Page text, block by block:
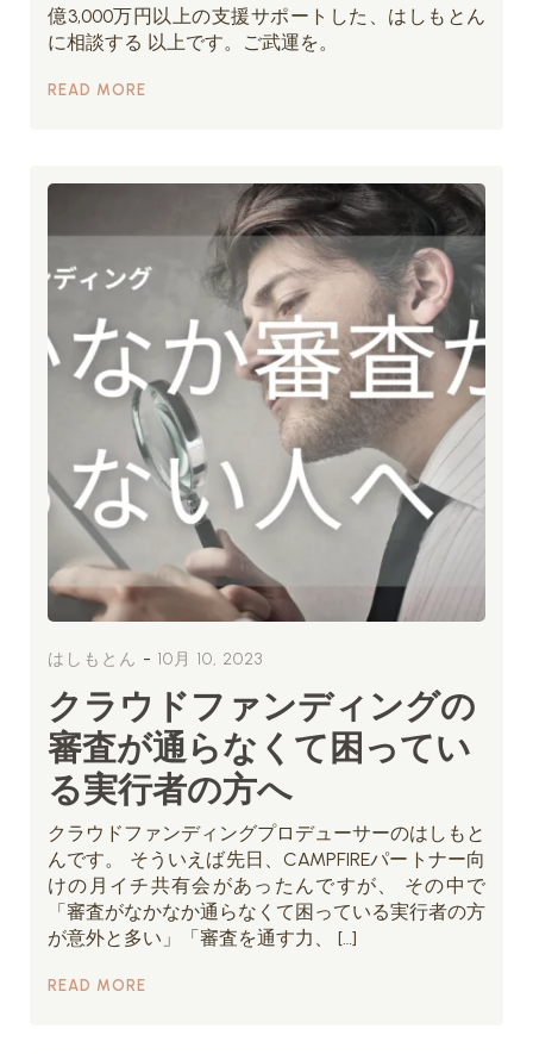
億3,000万円以上の支援サポートした、はしもとん
に相談する 以上です。ご武運を。
READ MORE
はしもとん - 10月 10, 2023
クラウドファンディングの
審査が通らなくて困ってい
る実行者の方へ
クラウドファンディングプロデューサーのはしもと
んです。 そういえば先日、CAMPFIREパートナー向
けの月イチ共有会があったんですが、 その中で
「審査がなかなか通らなくて困っている実行者の方
が意外と多い」「審査を通す力、 […]
READ MORE